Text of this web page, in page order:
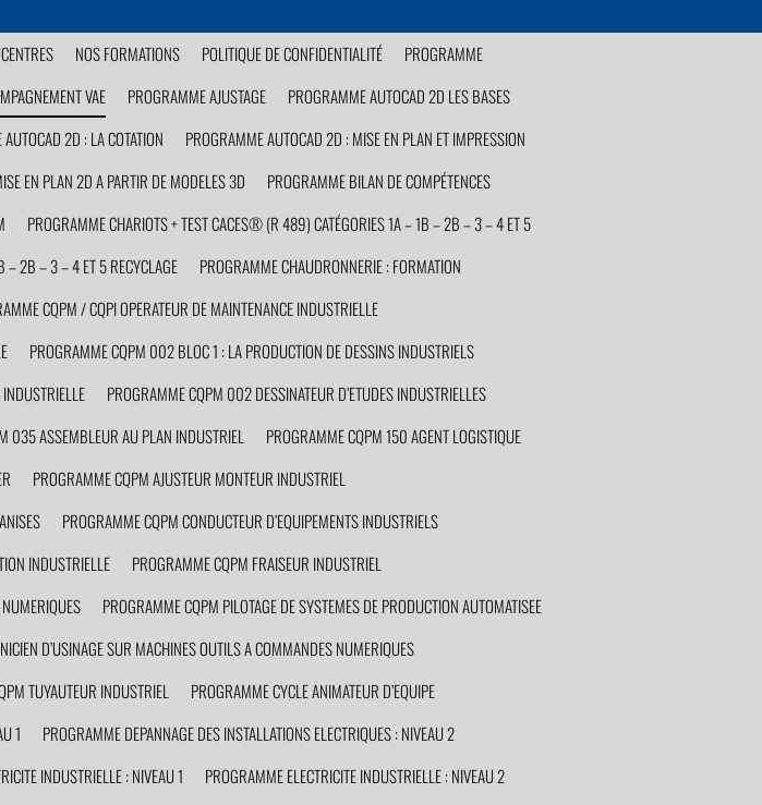
NOS FORMATIONS POLITIQUE DE CONFIDENTIALITÉ
PROGRAMME
VAE PROGRAMME AJUSTAGE
PROGRAMME AUTOCAD 2D LES BASES
2D : LA COTATION
PROGRAMME AUTOCAD 2D : MISE EN PLAN ET IMPRESSION
EN PLAN 2D A PARTIR DE MODELES 3D
PROGRAMME BILAN DE COMPÉTENCES
PROGRAMME CHARIOTS + TEST CACES® (R 489) CATÉGORIES 1A – 1B – 2B – 3 – 4 ET 5
– 2B – 3 – 4 ET 5 RECYCLAGE
PROGRAMME CHAUDRONNERIE : FORMATION
CQPM / CQPI OPERATEUR DE MAINTENANCE INDUSTRIELLE
PROGRAMME CQPM 002 BLOC 1 : LA PRODUCTION DE DESSINS INDUSTRIELS
PROGRAMME CQPM 002 DESSINATEUR D’ETUDES INDUSTRIELLES
035 ASSEMBLEUR AU PLAN INDUSTRIEL
PROGRAMME CQPM 150 AGENT LOGISTIQUE
PROGRAMME CQPM AJUSTEUR MONTEUR INDUSTRIEL
PROGRAMME CQPM CONDUCTEUR D’EQUIPEMENTS INDUSTRIELS
INDUSTRIELLE
PROGRAMME CQPM FRAISEUR INDUSTRIEL
PROGRAMME CQPM PILOTAGE DE SYSTEMES DE PRODUCTION AUTOMATISEE
D’USINAGE SUR MACHINES OUTILS A COMMANDES NUMERIQUES
TUYAUTEUR INDUSTRIEL
PROGRAMME CYCLE ANIMATEUR D’EQUIPE
1
PROGRAMME DEPANNAGE DES INSTALLATIONS ELECTRIQUES : NIVEAU 2
INDUSTRIELLE : NIVEAU 1
PROGRAMME ELECTRICITE INDUSTRIELLE : NIVEAU 2